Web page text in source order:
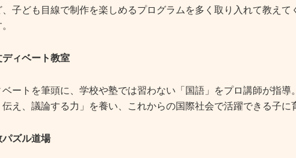
、子ども目線で制作を楽しめるプログラムを多く取り入れて教え
ディベート教室
ベートを筆頭に、学校や塾では習わない「国語」をプロ講師が指
伝え、議論する力」を養い、これからの国際社会で活躍できる子に
パズル道場